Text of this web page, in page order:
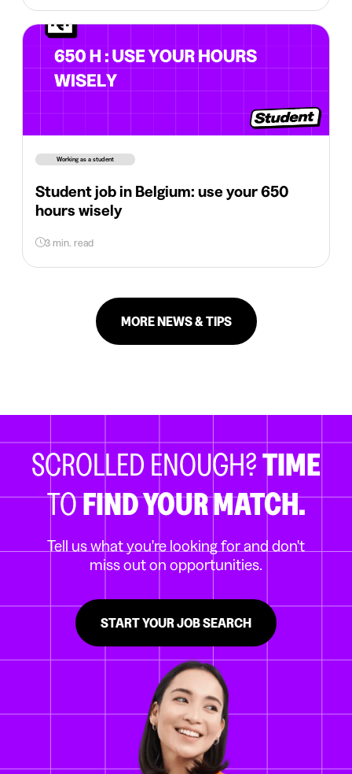
Working as a student
Student job in Belgium: use your 650
hours wisely
3 min. read
MORE NEWS & TIPS
SCROLLED ENOUGH?TIME
TOFIND YOUR MATCH.
Tell us what you're looking for and don't
miss out on opportunities.
START YOUR JOB SEARCH